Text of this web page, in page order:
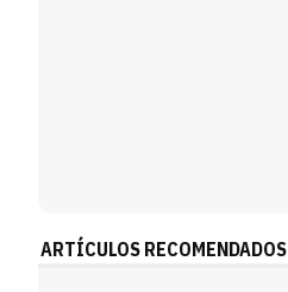
ARTÍCULOS RECOMENDADOS